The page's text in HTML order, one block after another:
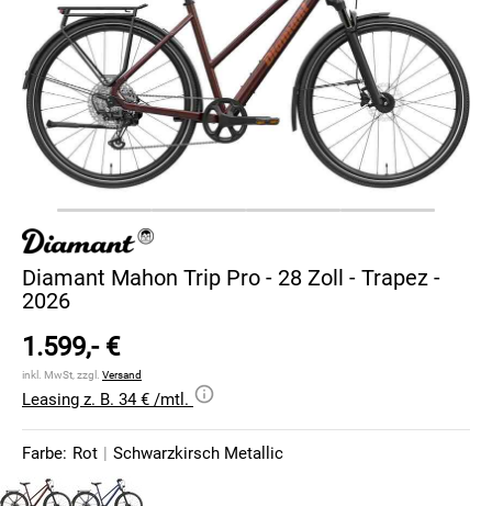
Diamant Mahon Trip Pro - 28 Zoll - Trapez -
2026
1.599,- €
inkl. MwSt, zzgl. Versand
Leasing z. B. 34 € /mtl.
Farbe: Rot | Schwarzkirsch Metallic